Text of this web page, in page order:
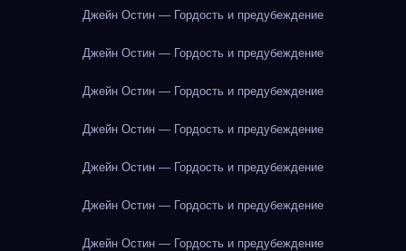
Джейн Остин — Гордость и предубеждение
Джейн Остин — Гордость и предубеждение
Джейн Остин — Гордость и предубеждение
Джейн Остин — Гордость и предубеждение
Джейн Остин — Гордость и предубеждение
Джейн Остин — Гордость и предубеждение
Джейн Остин — Гордость и предубеждение